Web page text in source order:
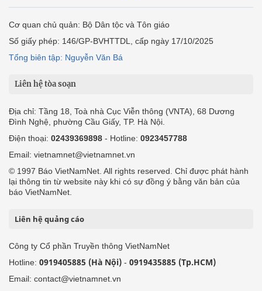
Cơ quan chủ quản: Bộ Dân tộc và Tôn giáo
Số giấy phép: 146/GP-BVHTTDL, cấp ngày 17/10/2025
Tổng biên tập: Nguyễn Văn Bá
Liên hệ tòa soạn
Địa chỉ: Tầng 18, Toà nhà Cục Viễn thông (VNTA), 68 Dương
Đình Nghệ, phường Cầu Giấy, TP. Hà Nội.
Điện thoại: 02439369898 - Hotline: 0923457788
Email: vietnamnet@vietnamnet.vn
© 1997 Báo VietNamNet. All rights reserved. Chỉ được phát hành
lại thông tin từ website này khi có sự đồng ý bằng văn bản của
báo VietNamNet.
Liên hệ quảng cáo
Công ty Cổ phần Truyền thông VietNamNet
Hotline: 0919405885 (Hà Nội) - 0919435885 (Tp.HCM)
Email: contact@vietnamnet.vn